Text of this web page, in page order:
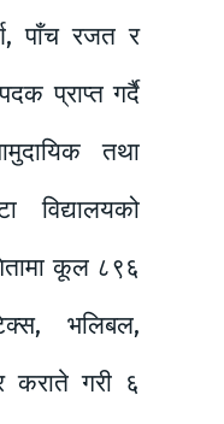
पाँच रजत र
प्राप्त गर्दै
तथा
कूल ८९६
भलिबल,
कराते गरी ६